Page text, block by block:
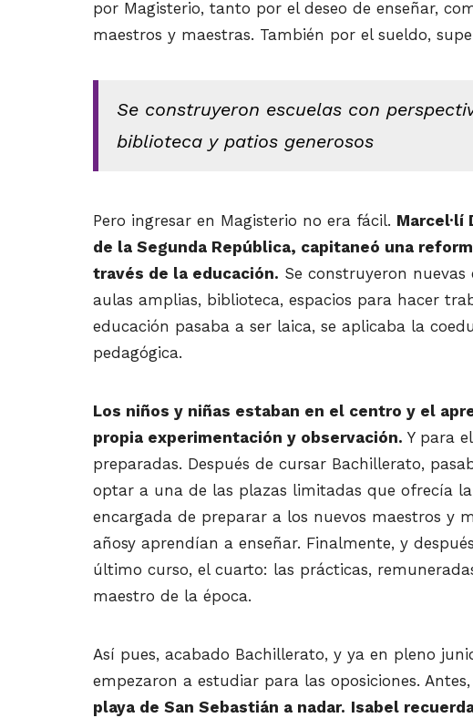
por Magisterio, tanto por el deseo de enseñar,
maestros y maestras. También por el sueldo,
Se construyeron escuelas con
biblioteca y patios generosos
Pero ingresar en Magisterio no era fácil. Marcel·lí
de la Segunda República, capitaneó una
través de la educación. Se construyeron nuevas
aulas amplias, biblioteca, espacios para hacer
educación pasaba a ser laica, se aplicaba la
pedagógica.
Los niños y niñas estaban en el centro y el
propia experimentación y observación. Y para
preparadas. Después de cursar Bachillerato,
optar a una de las plazas limitadas que ofrecía
encargada de preparar a los nuevos maestros y
añosy aprendían a enseñar. Finalmente, y
último curso, el cuarto: las prácticas,
maestro de la época.
Así pues, acabado Bachillerato, y ya en pleno
empezaron a estudiar para las oposiciones. Antes,
playa de San Sebastián a nadar. Isabel